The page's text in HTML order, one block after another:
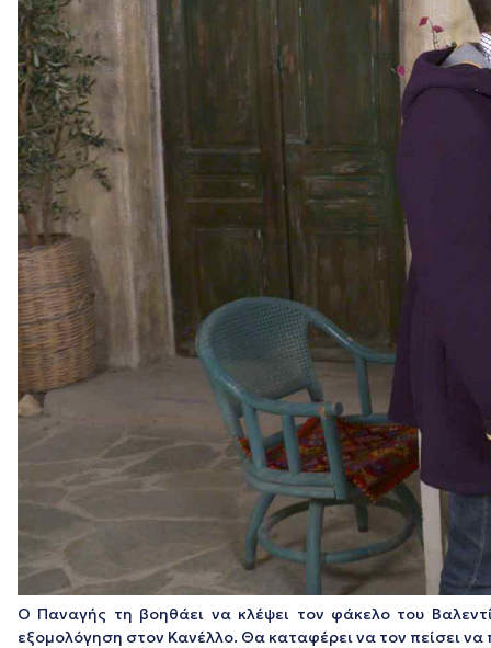
Ο Παναγής τη βοηθάει να κλέψει τον φάκελο του
εξομολόγηση στον Κανέλλο. Θα καταφέρει να τον πείσει